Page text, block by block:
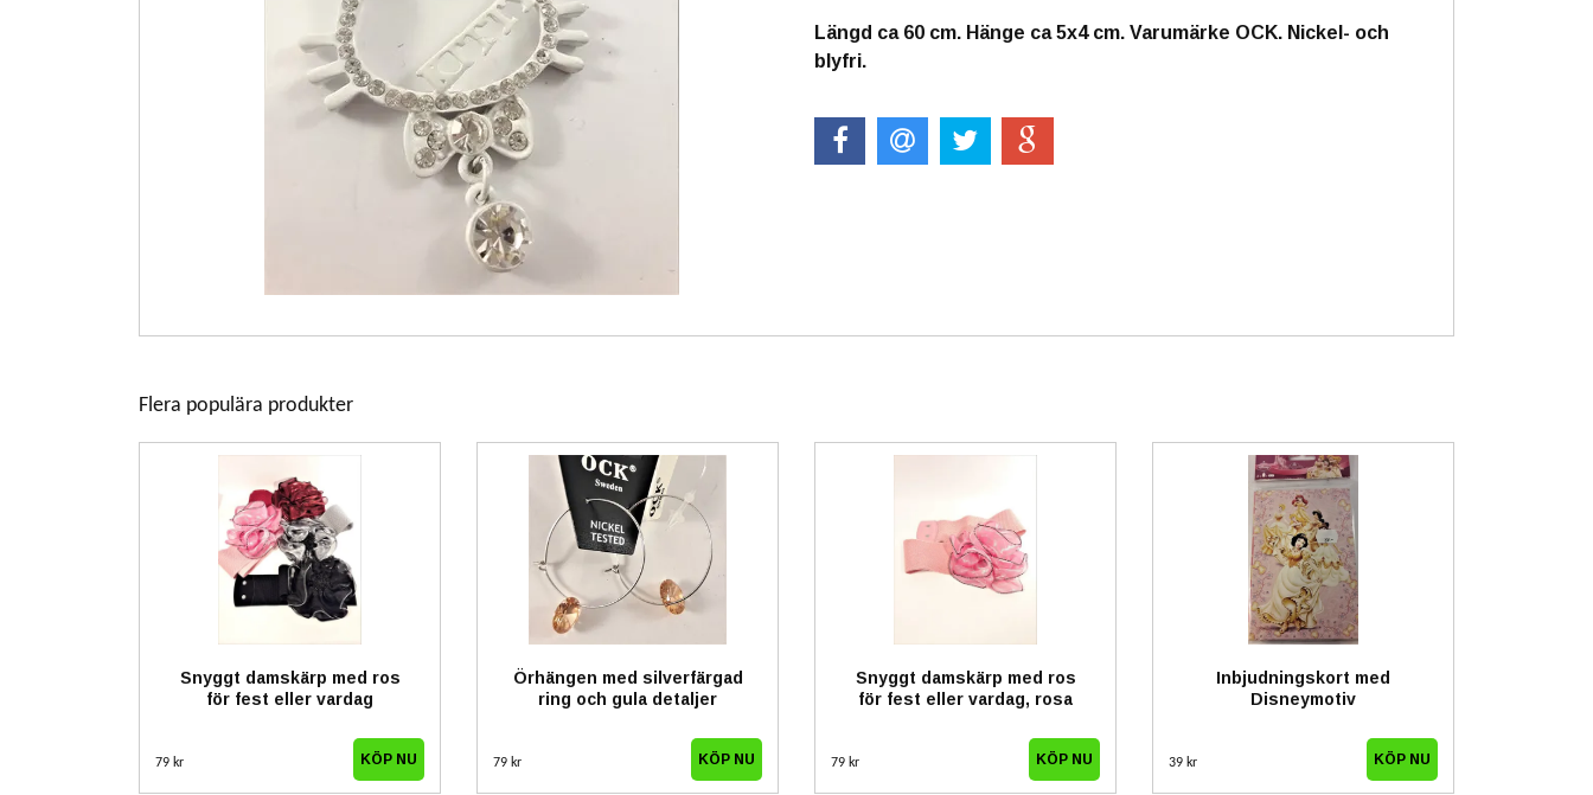
Längd ca 60 cm. Hänge ca 5x4 cm. Varumärke OCK. Nickel- och
blyfri.
Flera populära produkter
Snyggt damskärp med ros
för fest eller vardag
79 kr
Örhängen med silverfärgad
ring och gula detaljer
79 kr
Snyggt damskärp med ros
för fest eller vardag, rosa
79 kr
Inbjudningskort med
Disneymotiv
39 kr